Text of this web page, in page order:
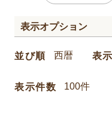
表示オプション
並び順 表
表示件数